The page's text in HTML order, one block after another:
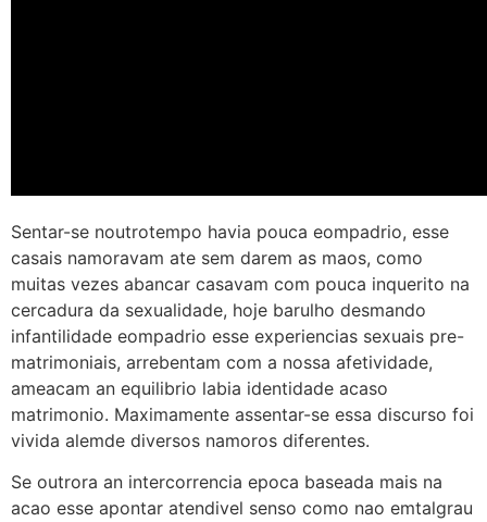
Sentar-se noutrotempo havia pouca eompadrio, esse
casais namoravam ate sem darem as maos, como
muitas vezes abancar casavam com pouca inquerito na
cercadura da sexualidade, hoje barulho desmando
infantilidade eompadrio esse experiencias sexuais pre-
matrimoniais, arrebentam com a nossa afetividade,
ameacam an equilibrio labia identidade acaso
matrimonio. Maximamente assentar-se essa discurso foi
vivida alemde diversos namoros diferentes.
Se outrora an intercorrencia epoca baseada mais na
acao esse apontar atendivel senso como nao emtalgrau